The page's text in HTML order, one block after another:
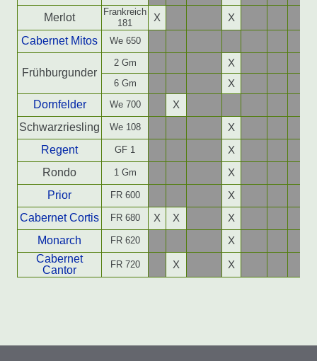
Merlot
Frankreich
181
X X
Cabernet Mitos We 650
Frühburgunder
2 Gm X
6 Gm X
Dornfelder We 700 X
Schwarzriesling We 108 X
Regent GF 1 X
Rondo 1 Gm X
Prior FR 600 X
Cabernet Cortis FR 680 X X X
Monarch FR 620 X
Cabernet
Cantor
FR 720 X X